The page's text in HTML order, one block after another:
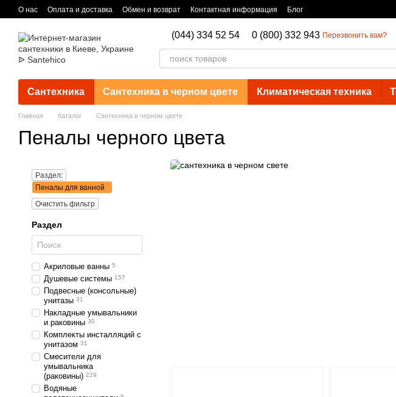
Перейти к основному контенту
О нас Оплата и доставка Обмен и возврат Контактная информация Блог
(044) 334 52 54 0 (800) 332 943 Перезвонить вам?
Сантехника Сантехника в черном цвете Климатическая техника
Главная Каталог Сантехника в черном цвете
Пеналы черного цвета
Раздел:
Пеналы для ванной
Очистить фильтр
Раздел
Акриловые ванны 5
Душевые системы 157
Подвесные (консольные)
унитазы 31
Накладные умывальники
и раковины 30
Комплекты инсталляций с
унитазом 31
Смесители для
умывальника
(раковины) 229
Водяные